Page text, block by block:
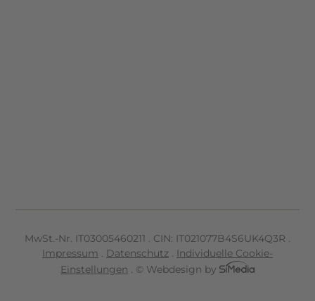
MwSt.-Nr. IT03005460211 CIN: IT021077B4S6UK4Q3R
Impressum
Datenschutz
Individuelle Cookie-
Einstellungen
© Webdesign by